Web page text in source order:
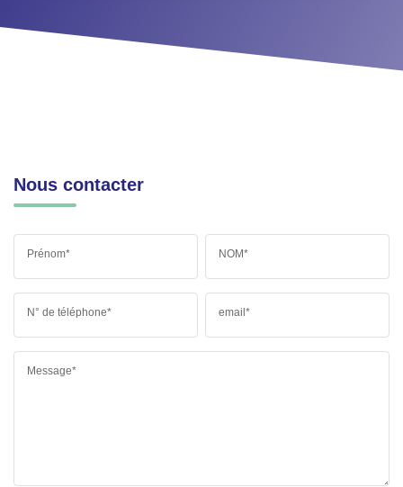
Nous contacter
Prénom* NOM*
N° de téléphone* email*
Message*